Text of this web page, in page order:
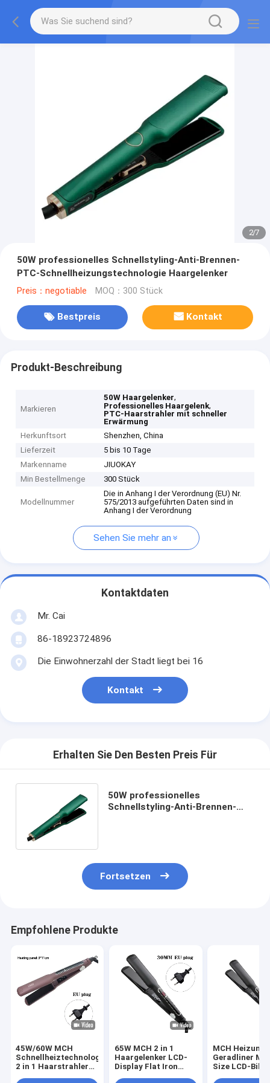
2/7
50W professionelles Schnellstyling-Anti-Brennen-
PTC-Schnellheizungstechnologie Haargelenker
Preis：negotiable MOQ：300 Stück
Bestpreis Kontakt
Produkt-Beschreibung
Markieren
50W Haargelenker,
Professionelles Haargelenk,
PTC-Haarstrahler mit schneller
Erwärmung
Herkunftsort
Shenzhen, China
Lieferzeit
5 bis 10 Tage
Markenname
JIUOKAY
Min Bestellmenge
300 Stück
Modellnummer
Die in Anhang I der Verordnung (EU) Nr.
575/2013 aufgeführten Daten sind in
Anhang I der Verordnung
Sehen Sie mehr an
Kontaktdaten
Mr. Cai
86-18923724896
Die Einwohnerzahl der Stadt liegt bei 16
Kontakt
Erhalten Sie Den Besten Preis Für
50W professionelles
Schnellstyling-Anti-Brennen-
Fortsetzen
Empfohlene Produkte
45W/60W MCH
Schnellheiztechnologie
2 in 1 Haarstrahler
65W MCH 2 in 1
Haargelenker LCD-
Display Flat Iron
MCH Heizung
Geradliner
Size LCD-